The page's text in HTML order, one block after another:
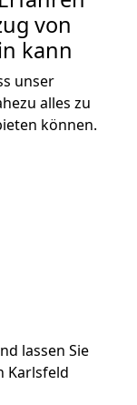
von
kann
unser
alles zu
können.
lassen Sie
Karlsfeld